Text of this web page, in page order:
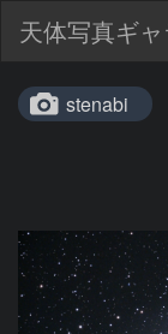
天体写真ギ
stenabi